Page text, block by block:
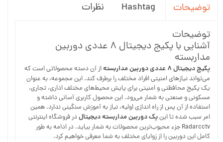
توضیحات Hashtag
نظرات
توضیحات
آشنایی با پکیج دیجیتال ۸ عددی دوربین
مداربسته
پکیج دیجیتال ۸ عددی دوربین مداربسته
از آن دسته محصولاتی است که
می‌تواند نیازهای امنیتی افراد مختلف را برطرف کند. این مجموعه، به عنوان
یک پکیج محافظتی و امنیتی برای پایش محیط‌های مختلف اداری، تجاری،
مسکونی و صنعتی به شمار می‌رود. این محصول کاربری آسانی داشته و
استفاده از آن پس از راه اندازی اولیه، نیاز به آموزش سنگینی ندارد. همین
امر سبب شده تا اینپک دوربین مداربسته دیجیتال در فروشگاه اینترنتی
Radarcctv جزء محبوب‌ترین محصولات به شمار بیاید. در ادامه به طور
کامل این دوربین را از زوایای مختلف به شما معرفی خواهیم کرد.